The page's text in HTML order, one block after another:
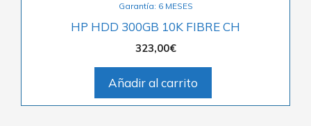
Garantía: 6 MESES
HP HDD 300GB 10K FIBRE CH
323,00€
Añadir al carrito